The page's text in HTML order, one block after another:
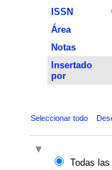
ISSN
Área
Notas
Insertado
por
Seleccionar todo
Todas las